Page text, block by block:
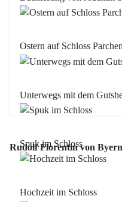
Ostern auf Schloss
Unterwegs mit dem
Spuk im Schloss
Hochzeit im Schloss
Rudolf Florentin von Byern